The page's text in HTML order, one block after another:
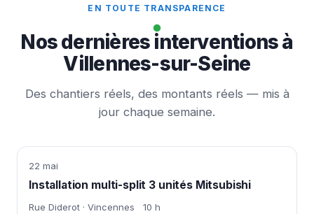
EN TOUTE TRANSPARENCE
Nos dernières interventions à
Villennes-sur-Seine
Des chantiers réels, des montants réels — mis à
jour chaque semaine.
22 mai
Installation multi-split 3 unités Mitsubishi
Rue Diderot · Vincennes 10 h